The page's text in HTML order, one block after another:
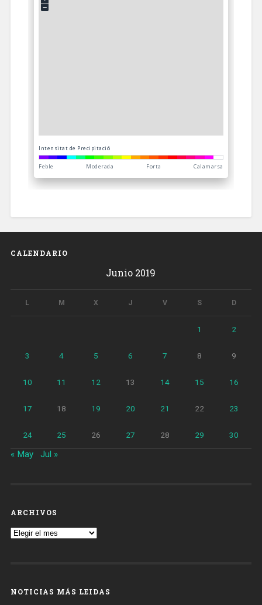
CALENDARIO
Junio 2019
L M X J V S D
1 2
3 4 5 6 7 8 9
10 11 12 13 14 15 16
17 18 19 20 21 22 23
24 25 26 27 28 29 30
« May Jul »
ARCHIVOS
Archivos
NOTICIAS MÁS LEIDAS